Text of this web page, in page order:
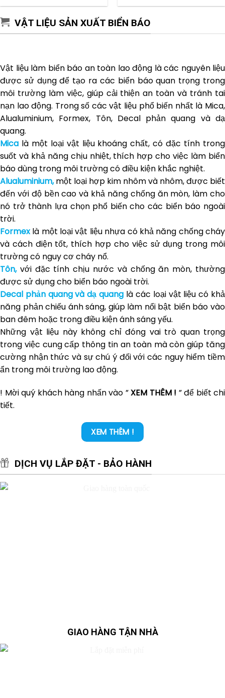
VẬT LIỆU SẢN XUẤT BIỂN BÁO
Vật liệu làm biển báo an toàn lao động là các nguyên liệu
được sử dụng để tạo ra các biển báo quan trọng trong
môi trường làm việc, giúp cải thiện an toàn và tránh tai
nạn lao động. Trong số các vật liệu phổ biến nhất là Mica,
Alualuminium, Formex, Tôn, Decal phản quang và dạ
quang.
Mica là một loại vật liệu khoáng chất, có đặc tính trong
suốt và khả năng chịu nhiệt, thích hợp cho việc làm biển
báo dùng trong môi trường có điều kiện khắc nghiệt.
Alualuminium,một loại hợp kim nhôm và nhôm, được biết
đến với độ bền cao và khả năng chống ăn mòn, làm cho
nó trở thành lựa chọn phổ biến cho các biển báo ngoài
trời.
Formex là một loại vật liệu nhựa có khả năng chống cháy
và cách điện tốt, thích hợp cho việc sử dụng trong môi
trường có nguy cơ cháy nổ.
Tôn, với đặc tính chịu nước và chống ăn mòn, thường
được sử dụng cho biển báo ngoài trời.
Decal phản quang và dạ quang là các loại vật liệu có khả
năng phản chiếu ánh sáng, giúp làm nổi bật biển báo vào
ban đêm hoặc trong điều kiện ánh sáng yếu.
Những vật liệu này không chỉ đóng vai trò quan trọng
trong việc cung cấp thông tin an toàn mà còn giúp tăng
cường nhận thức và sự chú ý đối với các nguy hiểm tiềm
ẩn trong môi trường lao động.
! Mời quý khách hàng nhấn vào ”XEM THÊM ! ” để biết chi
tiết.
XEM THÊM !
DỊCH VỤ LẮP ĐẶT - BẢO HÀNH
GIAO HÀNG TẬN NHÀ